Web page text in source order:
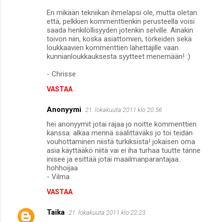
En mikään tekniikan ihmelapsi ole, mutta oletan
että, pelkkien kommenttienkin perusteella voisi
saada henkilöllisyyden jotenkin selville. Ainakin
toivon niin, koska asiattomien, törkeiden sekä
loukkaavien kommenttien lähettäjille vaan
kunnianloukkauksesta syytteet menemään! :)
- Chrisse
VASTAA
Anonyymi 21. lokakuuta 2011 klo 20.56
hei anonyymit jotai rajaa jo noitte kommenttien
kanssa. alkaa mennä säälittäväks jo toi teidän
vouhottaminen niistä turkiksista! jokaisen oma
asia käyttääkö niitä vai ei iha turhaa tuutte tänne
inisee ja esittää jotai maailmanparantajaa..
hohhoijaa
- Vilma
VASTAA
Taika 21. lokakuuta 2011 klo 22.23